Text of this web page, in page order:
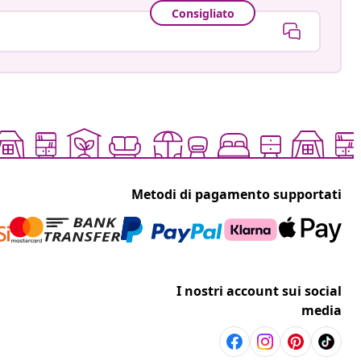
Consigliato
Metodi di pagamento supportati
I nostri account sui social
media